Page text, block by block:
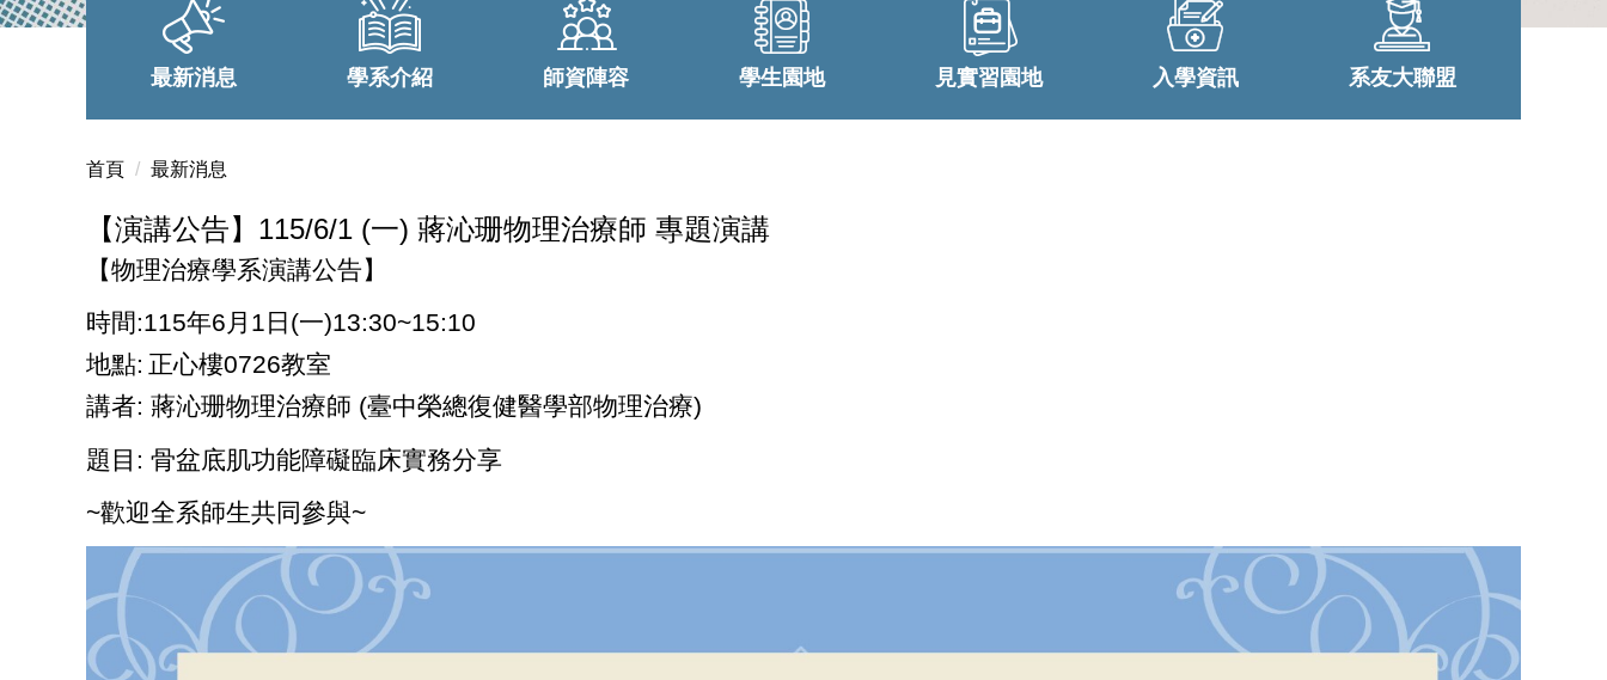
最新消息 學系介紹 師資陣容 學生園地 見實習園地 入學資訊 系友大聯盟
首頁 最新消息
【演講公告】115/6/1 (一) 蔣沁珊物理治療師 專題演講
【物理治療學系演講公告】
時間:115年6月1日(一)13:30~15:10
地點: 正心樓0726教室
講者: 蔣沁珊物理治療師 (臺中榮總復健醫學部物理治療)
題目: 骨盆底肌功能障礙臨床實務分享
~歡迎全系師生共同參與~